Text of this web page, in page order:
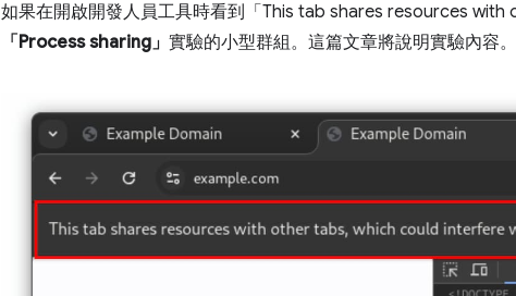
如果在開啟開發人員工具時看到「This tab shares resources
「Process sharing」 實驗的小型群組。這篇文章將說明實驗內容。